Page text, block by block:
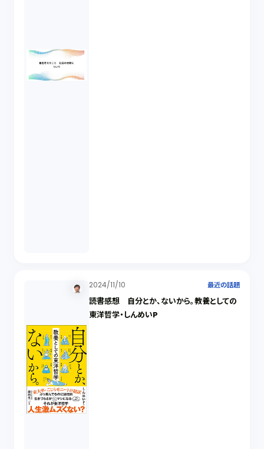
2024/11/10 最近の話題
読書感想 自分とか、ないから。教養としての
東洋哲学・しんめいP